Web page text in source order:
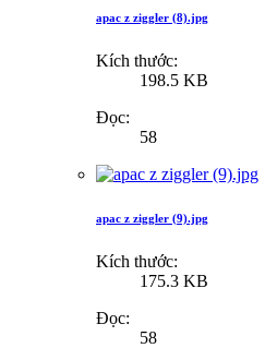
apac z ziggler (8).jpg
Kích thước:
198.5 KB
Đọc:
58
apac z ziggler (9).jpg
Kích thước:
175.3 KB
Đọc:
58